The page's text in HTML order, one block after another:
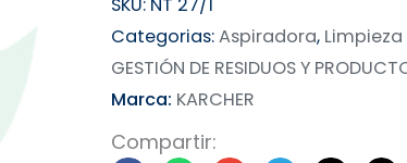
SKU: NT 27/1
Categorias:Aspiradora,
GESTIÓN DE RESIDUOS Y
Marca: KARCHER
Compartir: